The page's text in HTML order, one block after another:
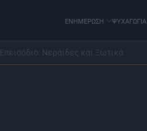
ΕΝΗΜΕΡΩΣΗ ΨΥΧΑΓΩΓΙΑ
Επεισόδιο: Νεράιδες και Ξωτικά